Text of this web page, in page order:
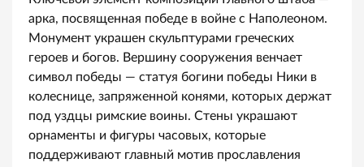
арка, посвященная победе в войне с Наполеоном.
Монумент украшен скульптурами греческих
героев и богов. Вершину сооружения венчает
символ победы — статуя богини победы Ники в
колеснице, запряженной конями, которых держат
под уздцы римские воины. Стены украшают
орнаменты и фигуры часовых, которые
поддерживают главный мотив прославления